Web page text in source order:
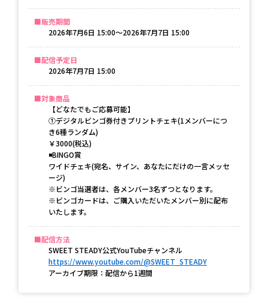
販売期間
2026年7月6日 15:00〜2026年7月7日 15:00
配信予定日
2026年7月7日 15:00
対象商品
【どなたでもご応募可能】
①デジタルビンゴ券付きプリントチェキ(1メンバーにつ
き6種ランダム)
￥3000(税込)
◾️BINGO賞
ワイドチェキ(宛名、サイン、あなたにだけの一言メッセ
ージ)
※ビンゴ当選者は、各メンバー3名ずつとなります。
※ビンゴカードは、ご購入いただいたメンバー別に配布
いたします。
配信方法
SWEET STEADY公式YouTubeチャンネル
https://www.youtube.com/@SWEET_STEADY
アーカイブ期限：配信から1週間